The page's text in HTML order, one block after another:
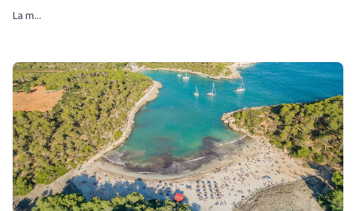
La m...